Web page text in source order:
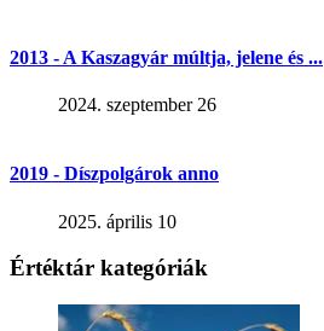
2013 - A Kaszagyár múltja, jelene és ...
2024. szeptember 26
2019 - Díszpolgárok anno
2025. április 10
Értéktár kategóriák